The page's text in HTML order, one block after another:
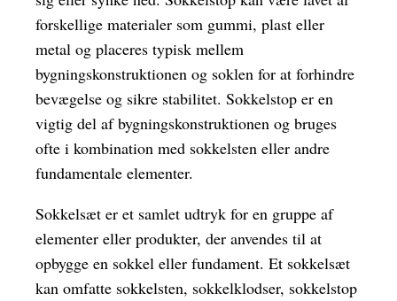
forskellige materialer som gummi, plast eller
metal og placeres typisk mellem
bygningskonstruktionen og soklen for at forhindre
bevægelse og sikre stabilitet. Sokkelstop er en
vigtig del af bygningskonstruktionen og bruges
ofte i kombination med sokkelsten eller andre
fundamentale elementer.
Sokkelsæt er et samlet udtryk for en gruppe af
elementer eller produkter, der anvendes til at
opbygge en sokkel eller fundament. Et sokkelsæt
kan omfatte sokkelsten, sokkelklodser, sokkelstop